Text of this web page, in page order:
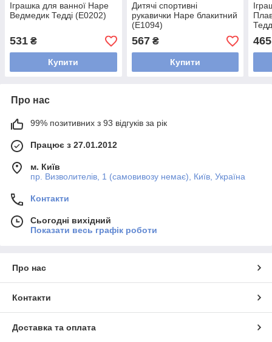
Іграшка для ванної Hape
Ведмедик Тедді (E0202)
531 ₴
Купити
Дитячі спортивні
рукавички Hape блакитний
(E1094)
567₴
Купити
465
Про нас
99% позитивних з 93 відгуків за рік
Працює з 27.01.2012
м. Київ
пр. Визволителів, 1 (самовивозу немає), Київ, Україна
Контакти
Сьогодні вихідний
Показати весь графік роботи
Про нас
Контакти
Доставка та оплата